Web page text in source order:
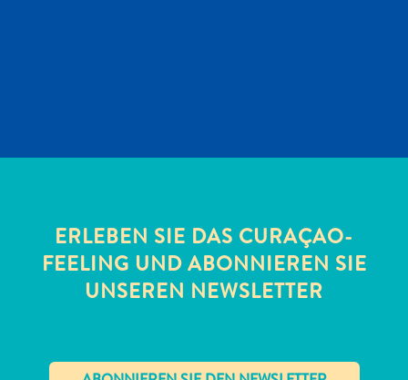
ERLEBEN SIE DAS CURAÇAO-
FEELING UND ABONNIEREN SIE
UNSEREN NEWSLETTER